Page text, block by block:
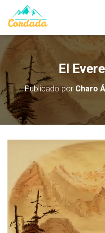
El
Publicado por Charo